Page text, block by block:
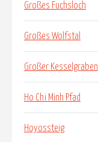
Großes Fuchsloch
Großes Wolfstal
Großer Kesselgraben
Ho Chi Minh Pfad
Hoyossteig